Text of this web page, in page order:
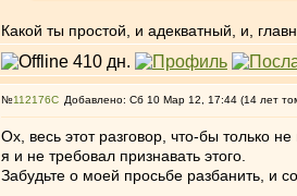
Какой ты простой, и адекватный, и,
№112176 Добавлено: Сб 10 Мар 12, 17:44 (14 лет
Ох, весь этот разговор, что-бы только
я и не требовал признавать этого.
Забудьте о моей просьбе разбанить, и